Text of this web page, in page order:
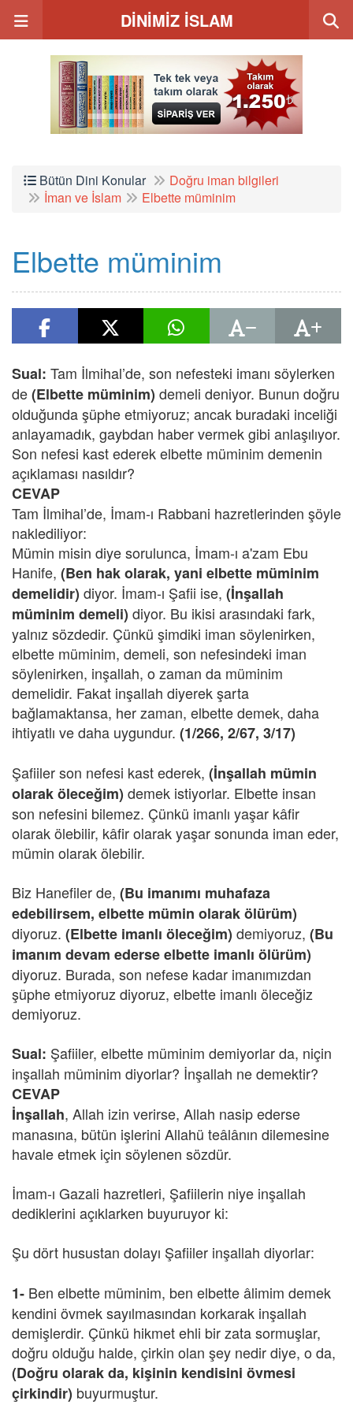
DİNİMİZ İSLAM
Bütün Dini Konular
Doğru iman bilgileri
İman ve İslam
Elbette müminim
Elbette müminim
Sual: Tam İlmihal’de, son nefesteki imanı söylerken
de(Elbette müminim) demeli deniyor. Bunun doğru
olduğunda şüphe etmiyoruz; ancak buradaki inceliği
anlayamadık, gaybdan haber vermek gibi anlaşılıyor.
Son nefesi kast ederek elbette müminim demenin
açıklaması nasıldır?
CEVAP
Tam İlmihal’de, İmam-ı Rabbani hazretlerinden şöyle
naklediliyor:
Mümin misin diye sorulunca, İmam-ı a'zam Ebu
Hanife, (Ben hak olarak, yani elbette müminim
demelidir) diyor. İmam-ı Şafii ise, (İnşallah
müminim demeli) diyor. Bu ikisi arasındaki fark,
yalnız sözdedir. Çünkü şimdiki iman söylenirken,
elbette müminim, demeli, son nefesindeki iman
söylenirken, inşallah, o zaman da müminim
demelidir. Fakat inşallah diyerek şarta
bağlamaktansa, her zaman, elbette demek, daha
ihtiyatlı ve daha uygundur. (1/266, 2/67, 3/17)
Şafiiler son nefesi kast ederek, (İnşallah mümin
olarak öleceğim) demek istiyorlar. Elbette insan
son nefesini bilemez. Çünkü imanlı yaşar kâfir
olarak ölebilir, kâfir olarak yaşar sonunda iman eder,
mümin olarak ölebilir.
Biz Hanefiler de, (Bu imanımı muhafaza
edebilirsem, elbette mümin olarak ölürüm)
diyoruz. (Elbette imanlı öleceğim) demiyoruz, (Bu
imanım devam ederse elbette imanlı ölürüm)
diyoruz. Burada, son nefese kadar imanımızdan
şüphe etmiyoruz diyoruz, elbette imanlı öleceğiz
demiyoruz.
Sual: Şafiiler, elbette müminim demiyorlar da, niçin
inşallah müminim diyorlar? İnşallah ne demektir?
CEVAP
İnşallah, Allah izin verirse, Allah nasip ederse
manasına, bütün işlerini Allahü teâlânın dilemesine
havale etmek için söylenen sözdür.
İmam-ı Gazali hazretleri, Şafiilerin niye inşallah
dediklerini açıklarken buyuruyor ki:
Şu dört husustan dolayı Şafiiler inşallah diyorlar:
1- Ben elbette müminim, ben elbette âlimim demek
kendini övmek sayılmasından korkarak inşallah
demişlerdir. Çünkü hikmet ehli bir zata sormuşlar,
doğru olduğu halde, çirkin olan şey nedir diye, o da,
(Doğru olarak da, kişinin kendisini övmesi
çirkindir) buyurmuştur.